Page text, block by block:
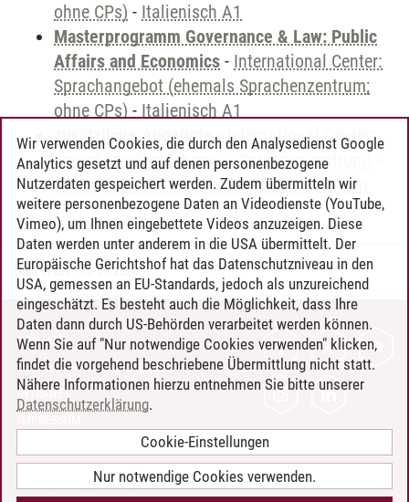
ohne CPs) - Italienisch A1
Masterprogramm Governance & Law: Public
Affairs and Economics - International Center:
Sprachangebot (ehemals Sprachenzentrum;
ohne CPs) - Italienisch A1
zusätzliche Angebote- International Center:
Sprachangebot (ehemals Sprachenzentrum)
Sprachangebot und Sonderveranstaltungen
Timo Leder/30.06.2024
KONTAKT
LEUPHANA ALS ARBEITGEBER
INTRANET
BARRIEREFREIHEIT
Wir verwenden Cookies, die durch den Analysedienst Google
Analytics gesetzt und auf denen personenbezogene
Nutzerdaten gespeichert werden. Zudem übermitteln wir
weitere personenbezogene Daten an Videodienste (YouTube,
Vimeo), um Ihnen eingebettete Videos anzuzeigen. Diese
Daten werden unter anderem in die USA übermittelt. Der
Europäische Gerichtshof hat das Datenschutzniveau in den
USA, gemessen an EU-Standards, jedoch als unzureichend
eingeschätzt. Es besteht auch die Möglichkeit, dass Ihre
Daten dann durch US-Behörden verarbeitet werden können.
Wenn Sie auf "Nur notwendige Cookies verwenden" klicken,
findet die vorgehend beschriebene Übermittlung nicht statt.
Nähere Informationen hierzu entnehmen Sie bitte unserer
Datenschutzerklärung.
Cookie-Einstellungen
Nur notwendige Cookies verwenden.